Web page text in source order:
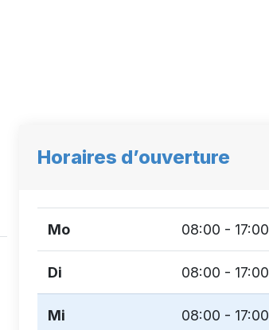
Horaires d’ouverture
Mo 08:00 - 17:00
Di 08:00 - 17:00
Mi 08:00 - 17:00